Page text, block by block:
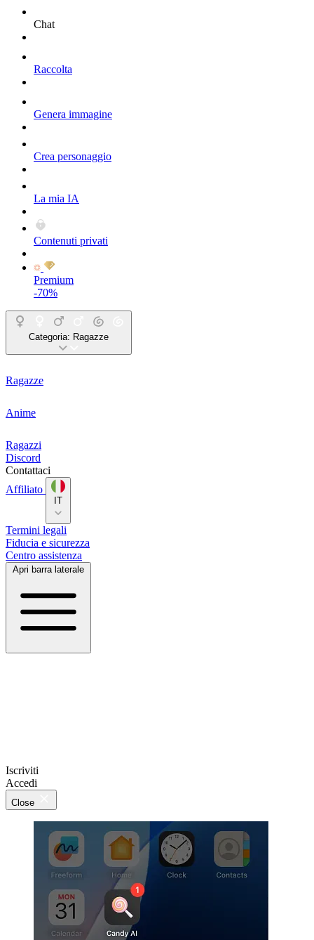
Chat
Raccolta
Genera immagine
Crea personaggio
La mia IA
Contenuti privati
Premium
-70%
Categoria: Ragazze
Ragazze
Anime
Ragazzi
Discord
Contattaci
Affiliato
IT
Termini legali
Fiducia e sicurezza
Centro assistenza
Apri barra laterale
Iscriviti
Accedi
Close